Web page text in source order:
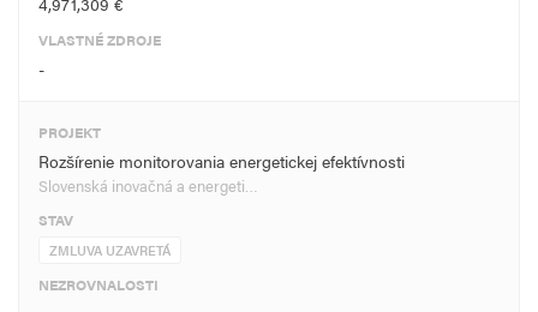
VLASTNÉ ZDROJE
-
PROJEKT
Rozšírenie monitorovania energetickej efektívnosti
Slovenská inovačná a energeti…
STAV
ZMLUVA UZAVRETÁ
NEZROVNALOSTI